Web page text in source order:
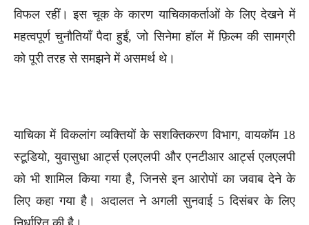
विफल रहीं। इस चूक के कारण याचिकाकर्ताओं के लिए देखने में
महत्वपूर्ण चुनौतियाँ पैदा हुईं, जो सिनेमा हॉल में फ़िल्म की सामग्री
को पूरी तरह से समझने में असमर्थ थे।
याचिका में विकलांग व्यक्तियों के सशक्तिकरण विभाग, वायकॉम 18
स्टूडियो, युवासुधा आर्ट्स एलएलपी और एनटीआर आर्ट्स एलएलपी
को भी शामिल किया गया है, जिनसे इन आरोपों का जवाब देने के
लिए कहा गया है। अदालत ने अगली सुनवाई 5 दिसंबर के लिए